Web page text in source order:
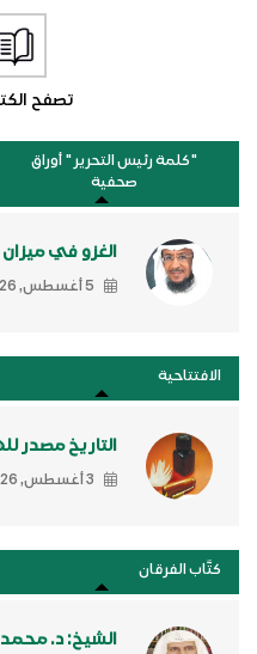
تصفح
"كلمة رئيس التحرير " أوراق
صحفية
الغزو في
5 أغسطس, 2026
الافتتاحية
التاريخ مصدر
3 أغسطس, 2026
كتَّاب الفرقان
الشيخ: د. محمد